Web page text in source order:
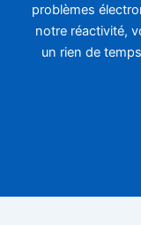
problèmes
notre réactivité,
un rien de